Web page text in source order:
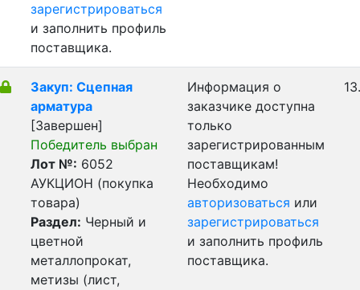
зарегистрироваться
и заполнить профиль
поставщика.
Закуп: Сцепная
арматура
[Завершен]
Победитель выбран
Лот №: 6052
АУКЦИОН (покупка
товара)
Раздел: Черный и
цветной
металлопрокат,
метизы (лист,
Информация о
заказчике доступна
только
зарегистрированным
поставщикам!
Необходимо
авторизоваться или
зарегистрироваться
и заполнить профиль
поставщика.